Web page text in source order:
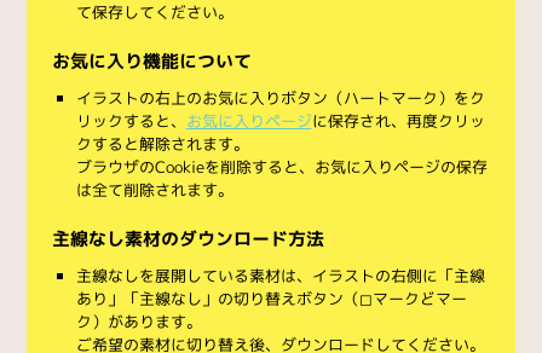
て保存してください。
お気に入り機能について
イラストの右上のお気に入りボタン（ハートマーク）をク
リックすると、 お気に入りページに保存され、再度クリッ
クすると解除されます。
ブラウザのCookieを削除すると、お気に入りページの保存
は全て削除されます。
主線なし素材のダウンロード方法
主線なしを展開している素材は、イラストの右側に「主線
あり」「主線なし」の切り替えボタン（◻︎マークと◼︎マー
ク）があります。
ご希望の素材に切り替え後、ダウンロードしてください。